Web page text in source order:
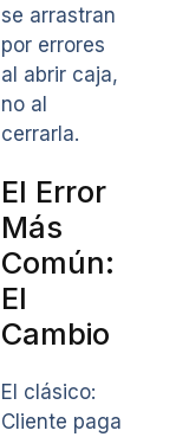
se arrastran
por errores
al abrir caja,
no al
cerrarla.
El Error
Más
Común:
El
Cambio
El clásico:
Cliente paga